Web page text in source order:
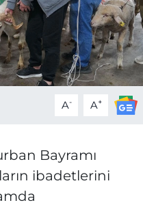
A- A+
Bayramı
ibadetlerini